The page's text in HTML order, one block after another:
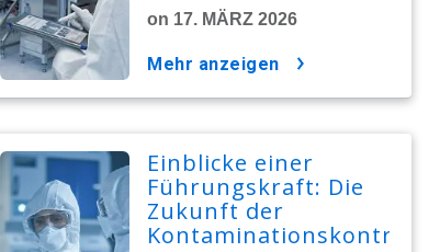
on 17. MÄRZ 2026
mehr anzeigen
Einblicke einer
Führungskraft: Die
Zukunft der
Kontaminationskontrolle